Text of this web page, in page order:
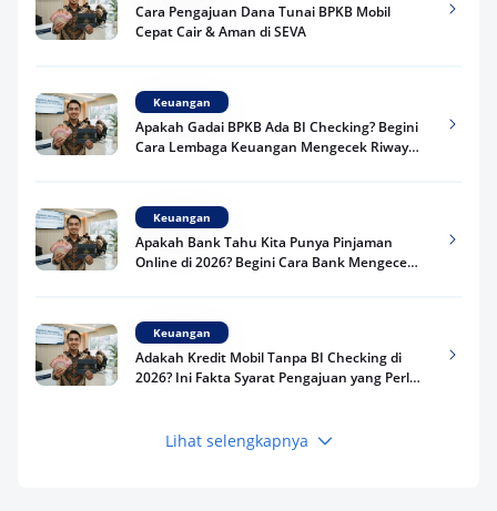
Cara Pengajuan Dana Tunai BPKB Mobil
Cepat Cair & Aman di SEVA
Keuangan
Apakah Gadai BPKB Ada BI Checking? Begini
Cara Lembaga Keuangan Mengecek Riwayat
Keuangan
Apakah Bank Tahu Kita Punya Pinjaman
Online di 2026? Begini Cara Bank Mengecek
Keuangan
Adakah Kredit Mobil Tanpa BI Checking di
2026? Ini Fakta Syarat Pengajuan yang Perlu
Keuangan
Lihat selengkapnya